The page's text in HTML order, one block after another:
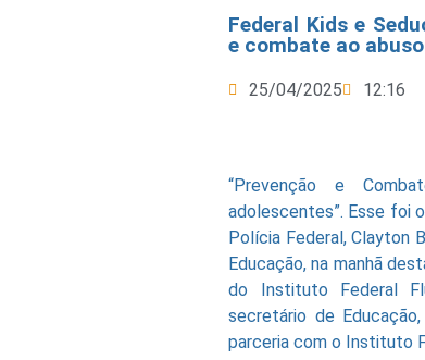
Federal Kids e
e combate ao
25/04/2025 12:16
“Prevenção e
adolescentes”. Esse foi
Polícia Federal, Clayton
Educação, na manhã
do Instituto Federal
secretário de
parceria com o Instituto